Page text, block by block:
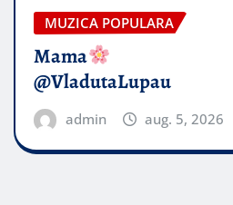
MUZICA POPULARA
Mama
@VladutaLupau
admin aug. 5, 2026